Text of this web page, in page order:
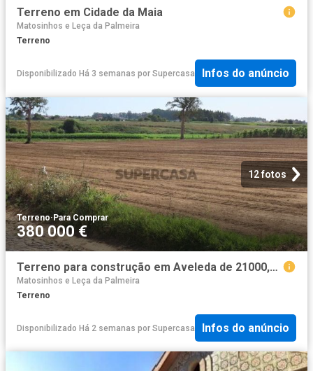
Terreno em Cidade da Maia
Matosinhos e Leça da Palmeira
Terreno
Disponibilizado Há 3 semanas por Supercasa Infos do anúncio
12 fotos
Terreno·Para Comprar
380 000 €
Terreno para construção em Aveleda de 21000,00 m²
Matosinhos e Leça da Palmeira
Terreno
Disponibilizado Há 2 semanas por Supercasa Infos do anúncio